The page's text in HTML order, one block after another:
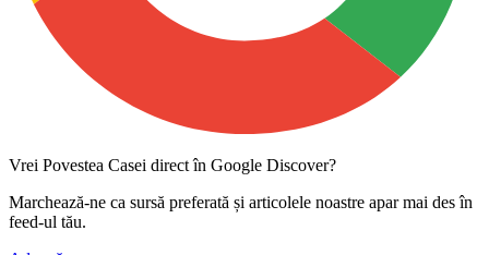
Vrei Povestea Casei direct în Google Discover?
Marchează-ne ca sursă preferată și articolele noastre apar mai des în
feed-ul tău.